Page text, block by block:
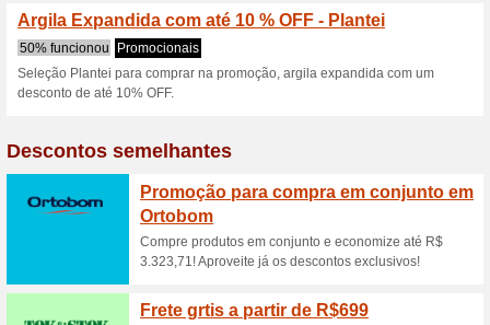
necessáriorIr para o site da
Sementes com até
seu pedid
100% funcionou